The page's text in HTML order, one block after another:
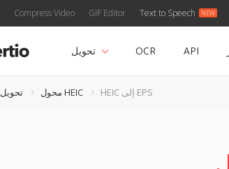
Compress Video GIF Editor Text to Speech
تحويل OCR API
محول HEIC HEIC إلى EPS